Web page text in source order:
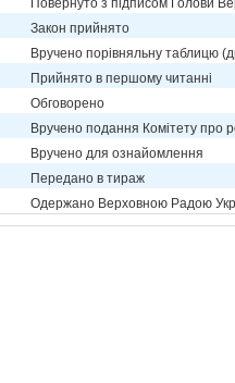
Повернуто з підписом Голови
Закон прийнято
Вручено порівняльну таблицю
Прийнято в першому читанні
Обговорено
Вручено подання Комітету про
Вручено для ознайомлення
Передано в тираж
Одержано Верховною Радою